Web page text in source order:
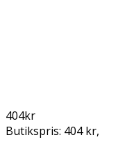
404kr
Butikspris: 404 kr,